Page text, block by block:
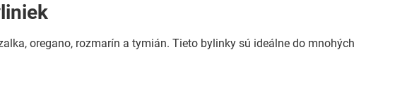
oregano, rozmarín a tymián. Tieto bylinky sú ideálne do mnohých